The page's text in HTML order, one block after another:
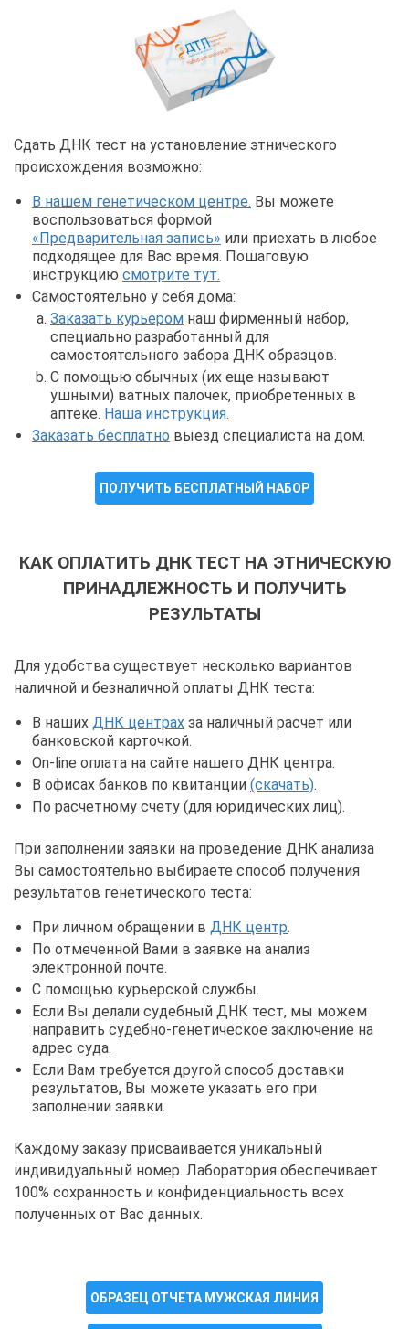
Сдать ДНК тест на установление этнического
происхождения возможно:
В нашем генетическом центре. Вы можете
воспользоваться формой
«Предварительная запись» или приехать в любое
подходящее для Вас время. Пошаговую
инструкцию смотрите тут.
Самостоятельно у себя дома:
Заказать курьером наш фирменный набор,
специально разработанный для
самостоятельного забора ДНК образцов.
С помощью обычных (их еще называют
ушными) ватных палочек, приобретенных в
аптеке. Наша инструкция.
Заказать бесплатно выезд специалиста на дом.
ПОЛУЧИТЬ БЕСПЛАТНЫЙ НАБОР
КАК ОПЛАТИТЬ ДНК ТЕСТ НА ЭТНИЧЕСКУЮ
ПРИНАДЛЕЖНОСТЬ И ПОЛУЧИТЬ
РЕЗУЛЬТАТЫ
Для удобства существует несколько вариантов
наличной и безналичной оплаты ДНК теста:
В наших ДНК центрах за наличный расчет или
банковской карточкой.
On-line оплата на сайте нашего ДНК центра.
В офисах банков по квитанции (скачать).
По расчетному счету (для юридических лиц).
При заполнении заявки на проведение ДНК анализа
Вы самостоятельно выбираете способ получения
результатов генетического теста:
При личном обращении в ДНК центр.
По отмеченной Вами в заявке на анализ
электронной почте.
С помощью курьерской службы.
Если Вы делали судебный ДНК тест, мы можем
направить судебно-генетическое заключение на
адрес суда.
Если Вам требуется другой способ доставки
результатов, Вы можете указать его при
заполнении заявки.
Каждому заказу присваивается уникальный
индивидуальный номер. Лаборатория обеспечивает
100% сохранность и конфиденциальность всех
полученных от Вас данных.
ОБРАЗЕЦ ОТЧЕТА МУЖСКАЯ ЛИНИЯ